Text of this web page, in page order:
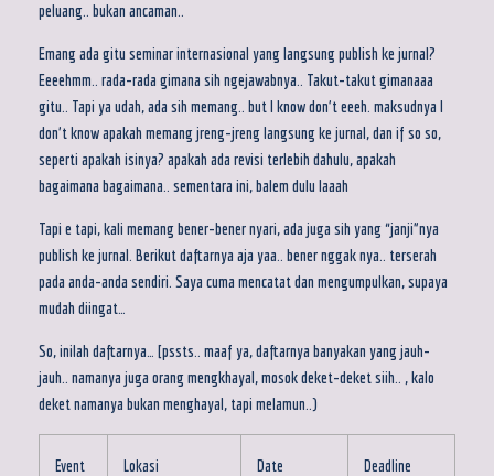
peluang.. bukan ancaman..
Emang ada gitu seminar internasional yang langsung publish ke jurnal?
Eeeehmm.. rada-rada gimana sih ngejawabnya.. Takut-takut gimanaaa
gitu.. Tapi ya udah, ada sih memang.. but I know don’t eeeh. maksudnya I
don’t know apakah memang jreng-jreng langsung ke jurnal, dan if so so,
seperti apakah isinya? apakah ada revisi terlebih dahulu, apakah
bagaimana bagaimana.. sementara ini, balem dulu laaah
Tapi e tapi, kali memang bener-bener nyari, ada juga sih yang “janji”nya
publish ke jurnal. Berikut daftarnya aja yaa.. bener nggak nya.. terserah
pada anda-anda sendiri. Saya cuma mencatat dan mengumpulkan, supaya
mudah diingat…
So, inilah daftarnya… [pssts.. maaf ya, daftarnya banyakan yang jauh-
jauh.. namanya juga orang mengkhayal, mosok deket-deket siih.. , kalo
deket namanya bukan menghayal, tapi melamun..)
Event Lokasi Date Deadline